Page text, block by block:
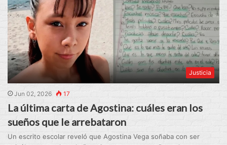
Justicia
Jun 02, 2026 17
La última carta de Agostina: cuáles eran los
sueños que le arrebataron
Un escrito escolar reveló que Agostina Vega soñaba con ser